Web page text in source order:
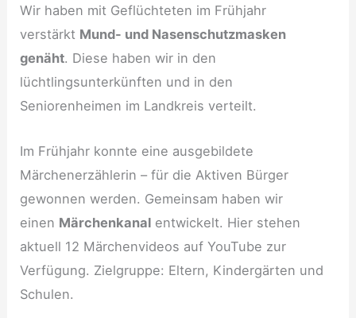
Wir haben mit Geflüchteten im Frühjahr
verstärkt Mund- und Nasenschutzmasken
genäht. Diese haben wir in den
lüchtlingsunterkünften und in den
Seniorenheimen im Landkreis verteilt.
Im Frühjahr konnte eine ausgebildete
Märchenerzählerin – für die Aktiven Bürger
gewonnen werden. Gemeinsam haben wir
einen Märchenkanal entwickelt. Hier stehen
aktuell 12 Märchenvideos auf YouTube zur
Verfügung. Zielgruppe: Eltern, Kindergärten und
Schulen.